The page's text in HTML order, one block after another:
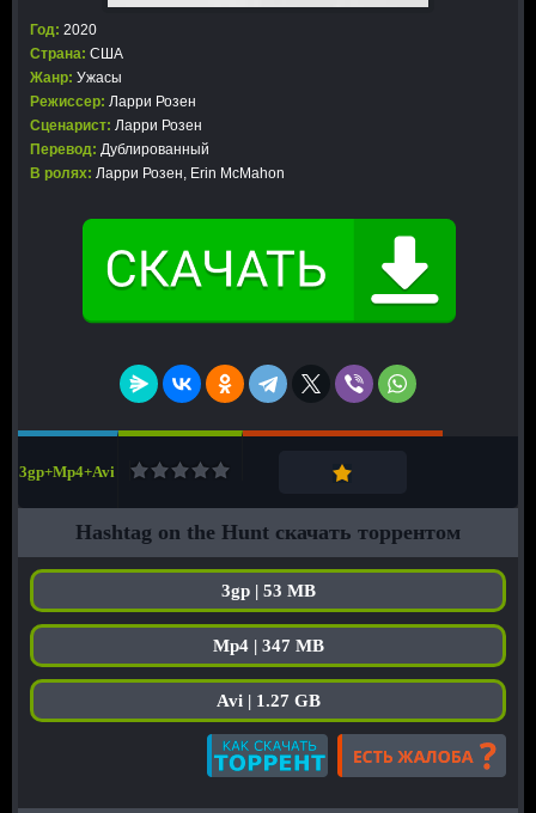
Год: 2020
Страна: США
Жанр: Ужасы
Режиссер: Ларри Розен
Сценарист: Ларри Розен
Перевод: Дублированный
В ролях: Ларри Розен, Erin McMahon
3gp+Mp4+Avi
Hashtag on the Hunt скачать торрентом
3gp | 53 MB
Mp4 | 347 MB
Avi | 1.27 GB